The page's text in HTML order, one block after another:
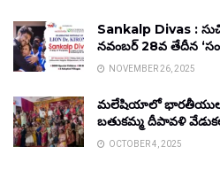
Sankalp Divas :
నవంబర్ 28వ తేదీన
NOVEMBER 26, 2025
మలేషియాలో భారతీయుల
బతుకమ్మ దీపావళి
OCTOBER 4, 2025